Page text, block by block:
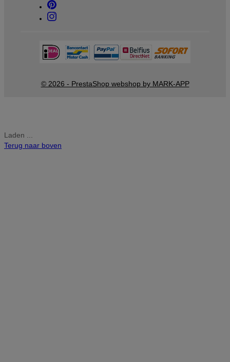
© 2026 - PrestaShop webshop by MARK-APP
Laden ...
Terug naar boven